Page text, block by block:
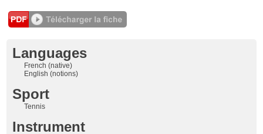
Languages
French (native)
English (notions)
Sport
Tennis
Instrument